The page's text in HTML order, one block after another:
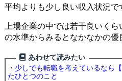
平均よりも少し良い収入状況で
上場企業の中では若干良いく
の水準からみるとなかなかの優
あわせて読みたい
・ 少しでも転職を考えているなら
たひとつのこと